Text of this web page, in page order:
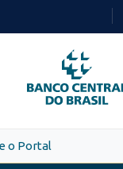
PARA
O
o Portal